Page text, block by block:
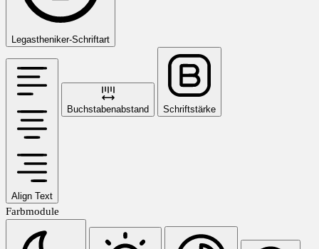
Legastheniker-Schriftart
Align Text
Buchstabenabstand Schriftstärke
Farbmodule